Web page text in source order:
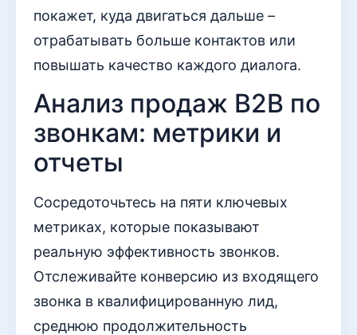
покажет, куда двигаться дальше –
отрабатывать больше контактов или
повышать качество каждого диалога.
Анализ продаж B2B по
звонкам: метрики и
отчеты
Сосредоточьтесь на пяти ключевых
метриках, которые показывают
реальную эффективность звонков.
Отслеживайте конверсию из входящего
звонка в квалифицированную лид,
среднюю продолжительность